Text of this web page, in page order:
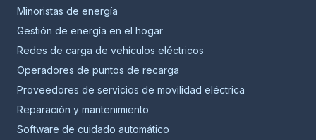
Minoristas de energía
Gestión de energía en el hogar
Redes de carga de vehículos eléctricos
Operadores de puntos de recarga
Proveedores de servicios de movilidad eléctrica
Reparación y mantenimiento
Software de cuidado automático